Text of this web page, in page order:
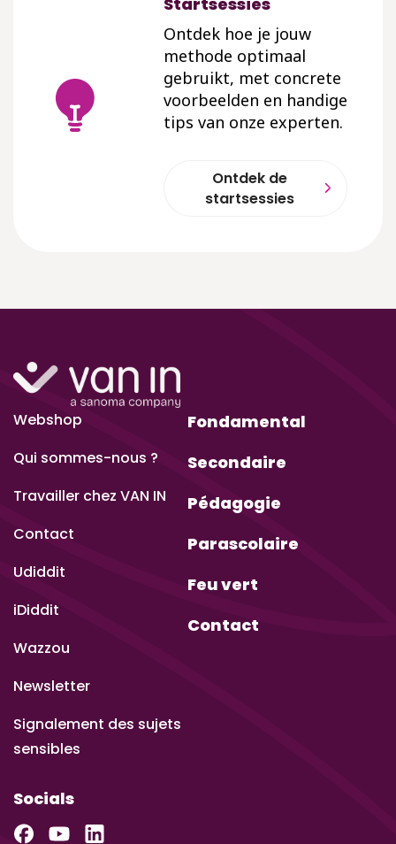
Ontdek hoe je jouw
methode optimaal
gebruikt, met concrete
voorbeelden en handige
tips van onze experten.
Ontdek de
startsessies
Webshop
Qui sommes-nous ?
Travailler chez VAN IN
Contact
Udiddit
iDiddit
Wazzou
Newsletter
Signalement des sujets
sensibles
Fondamental
Secondaire
Pédagogie
Parascolaire
Feu vert
Contact
Socials